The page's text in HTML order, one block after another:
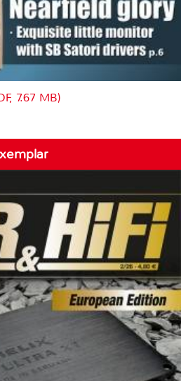
7.67 MB)